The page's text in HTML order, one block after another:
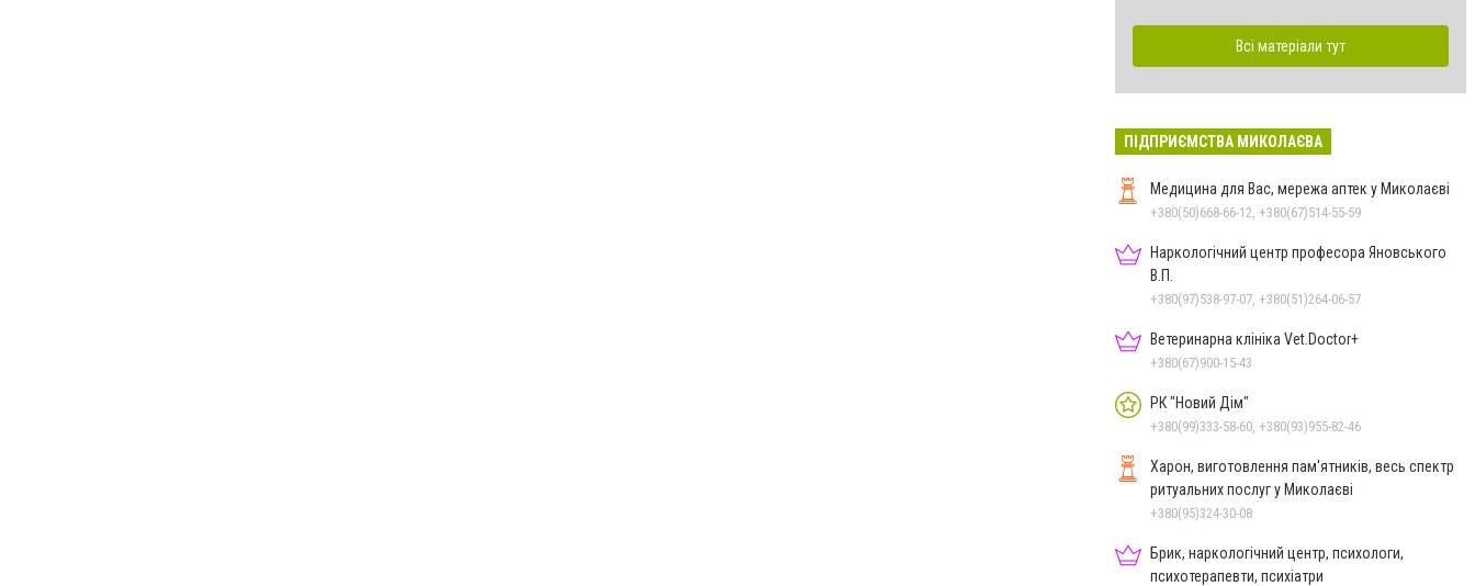
Всі матеріали тут
ПІДПРИЄМСТВА МИКОЛАЄВА
Медицина для Вас, мережа аптек у Миколаєві
+380(50)668-66-12, +380(67)514-55-59
Наркологічний центр професора Яновського
В.П.
+380(97)538-97-07, +380(51)264-06-57
Ветеринарна клініка Vet.Doctor+
+380(67)900-15-43
РК "Новий Дім"
+380(99)333-58-60, +380(93)955-82-46
Харон, виготовлення пам'ятників, весь спектр
ритуальних послуг у Миколаєві
+380(95)324-30-08
Брик, наркологічний центр, психологи,
психотерапевти, психіатри